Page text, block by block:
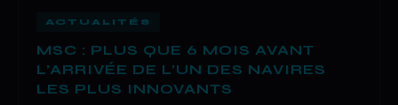
ACTUALITÉS
MSC : PLUS QUE 6 MOIS AVANT
L’ARRIVÉE DE L’UN DES NAVIRES
LES PLUS INNOVANTS